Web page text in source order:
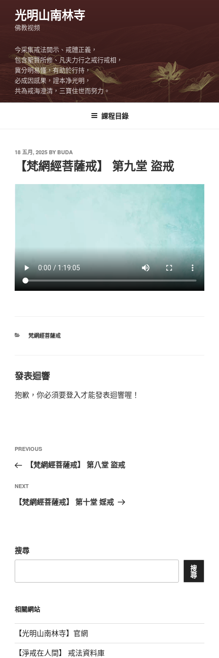
content
光明山南林寺
佛教视频
今采集戒法開示、戒體正義，
包含聖賢所修、凡夫力行之戒行戒相，
冀分明易懂，有助於行持，
必成因感果，證本净光明，
共為戒海澄清，三寶住世而努力。
課程目錄
POSTED
18 五月, 2025 BY BUDA
【梵網經菩薩戒】 第九堂 盜戒
CATEGORIES
梵網經菩薩戒
發表迴響
抱歉，你必須要登入才能發表迴響喔！
文
導
覽
Previous
Post
PREVIOUS
【梵網經菩薩戒】 第八堂 盜戒
Next
Post
NEXT
【梵網經菩薩戒】 第十堂 婬戒
搜尋
搜
尋
相關網站
【光明山南林寺】官網
【淨戒在人間】 戒法資料庫